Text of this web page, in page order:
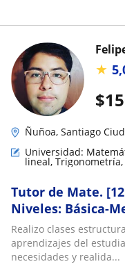
$
★
Ñuñoa, Santiago
Universidad:
lineal,
Tutor de Mate.
Niveles: Básica-
CLASES / AYUDA /
Realizo clases
aprendizajes del
necesidades y realida...